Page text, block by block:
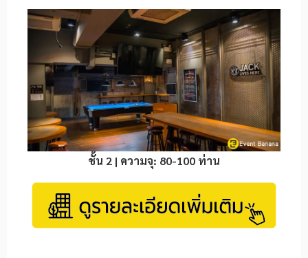
ชั้น 2 | ความจุ: 80-100 ท่าน